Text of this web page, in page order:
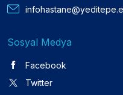
Sosyal Medya
Facebook
Twitter